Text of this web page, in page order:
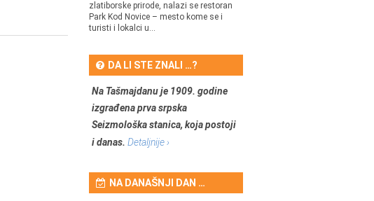
zlatiborske prirode, nalazi se restoran
Park Kod Novice – mesto kome se i
turisti i lokalci u...
DA LI STE ZNALI …?
Na Tašmajdanu je 1909. godine
izgrađena prva srpska
Seizmološka stanica, koja postoji
i danas. Detaljnije ›
NA DANAŠNJI DAN …